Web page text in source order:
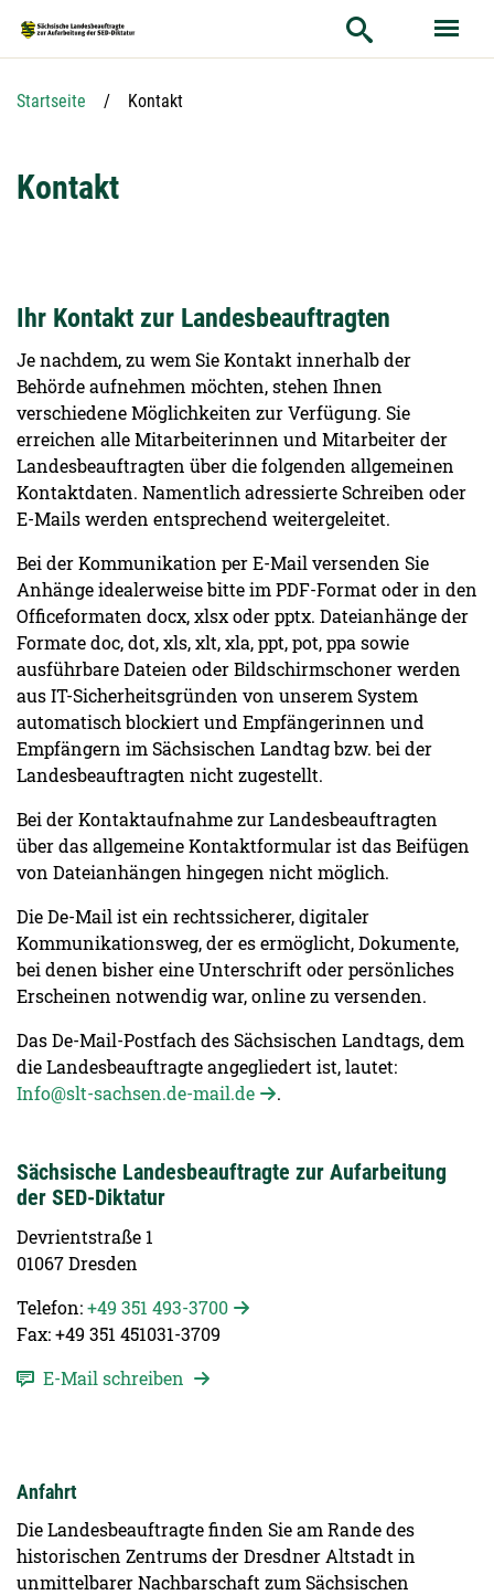
Service
Startseite Aktuelle Seite:
Kontakt
Kontakt
Ihr Kontakt zur Landesbeauftragten
Je nachdem, zu wem Sie Kontakt innerhalb der
Behörde aufnehmen möchten, stehen Ihnen
verschiedene Möglichkeiten zur Verfügung. Sie
erreichen alle Mitarbeiterinnen und Mitarbeiter der
Landesbeauftragten über die folgenden allgemeinen
Kontaktdaten. Namentlich adressierte Schreiben oder
E-Mails werden entsprechend weitergeleitet.
Bei der Kommunikation per E-Mail versenden Sie
Anhänge idealerweise bitte im PDF-Format oder in den
Officeformaten docx, xlsx oder pptx. Dateianhänge der
Formate doc, dot, xls, xlt, xla, ppt, pot, ppa sowie
ausführbare Dateien oder Bildschirmschoner werden
aus IT-Sicherheitsgründen von unserem System
automatisch blockiert und Empfängerinnen und
Empfängern im Sächsischen Landtag bzw. bei der
Landesbeauftragten nicht zugestellt.
Bei der Kontaktaufnahme zur Landesbeauftragten
über das allgemeine Kontaktformular ist das Beifügen
von Dateianhängen hingegen nicht möglich.
Die De-Mail ist ein rechtssicherer, digitaler
Kommunikationsweg, der es ermöglicht, Dokumente,
bei denen bisher eine Unterschrift oder persönliches
Erscheinen notwendig war, online zu versenden.
Das De-Mail-Postfach des Sächsischen Landtags, dem
die Landesbeauftragte angegliedert ist, lautet:
Info@slt-sachsen.de-mail.de
.
Sächsische Landesbeauftragte zur Aufarbeitung
der SED-Diktatur
Devrientstraße 1
01067 Dresden
Telefon:+49 351 493-3700
Fax: +49 351 451031-3709
E-Mail schreiben
Anfahrt
Die Landesbeauftragte finden Sie am Rande des
historischen Zentrums der Dresdner Altstadt in
unmittelbarer Nachbarschaft zum Sächsischen